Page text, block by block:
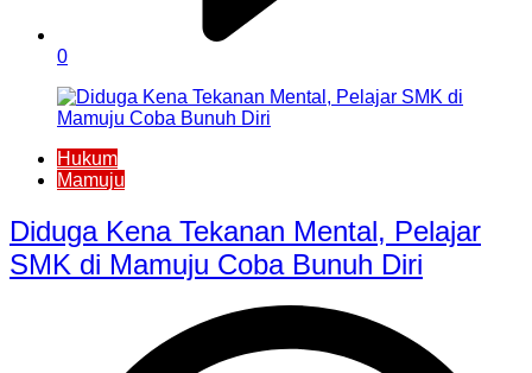
0
Hukum
Mamuju
Diduga Kena Tekanan Mental, Pelajar
SMK di Mamuju Coba Bunuh Diri